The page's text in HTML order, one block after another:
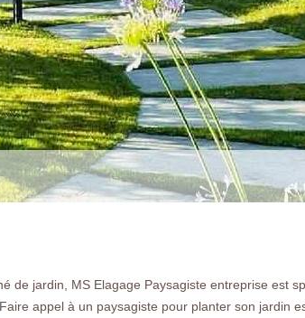
de jardin, MS Elagage Paysagiste entreprise est
appel à un paysagiste pour planter son jardin